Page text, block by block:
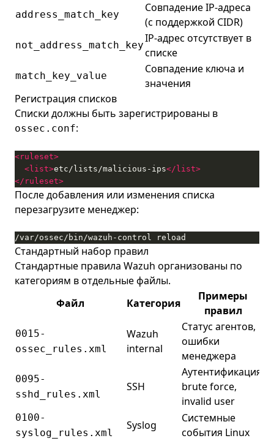
address_match_key
Совпадение IP-адреса
(с поддержкой CIDR)
not_address_match_key
IP-адрес отсутствует в
списке
match_key_value
Совпадение ключа и
значения
Регистрация списков
Списки должны быть зарегистрированы в
ossec.conf:
<ruleset>
<list>etc/lists/malicious-ips</list>
</ruleset>
После добавления или изменения списка
перезагрузите менеджер:
/var/ossec/bin/wazuh-control reload
Стандартный набор правил
Стандартные правила Wazuh организованы по
категориям в отдельные файлы.
Файл
Категория
Примеры
правил
0015-
ossec_rules.xml
Wazuh
internal
Статус агентов,
ошибки
менеджера
0095-
sshd_rules.xml
SSH
Аутентификация,
brute force,
invalid user
0100-
syslog_rules.xml
Syslog
Системные
события Linux